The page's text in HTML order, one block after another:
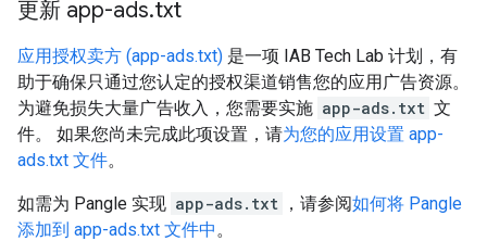
更新 app-ads.txt
应用授权卖方 (app-ads.txt) 是一项 IAB Tech Lab 计划，有
助于确保只通过您认定的授权渠道销售您的应用广告资源。
为避免损失大量广告收入，您需要实施 app-ads.txt 文
件。 如果您尚未完成此项设置，请为您的应用设置 app-
ads.txt 文件。
如需为 Pangle 实现 app-ads.txt ，请参阅如何将 Pangle
添加到 app-ads.txt 文件中。